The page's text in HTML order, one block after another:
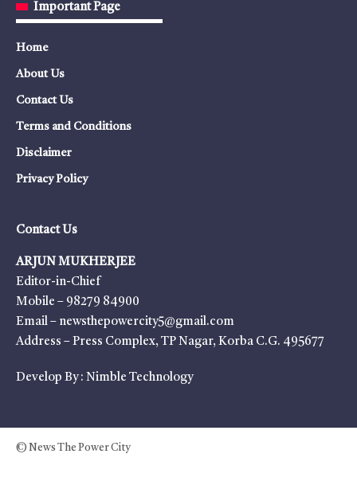
Important Page
Home
About Us
Contact Us
Terms and Conditions
Disclaimer
Privacy Policy
Contact Us
ARJUN MUKHERJEE
Editor-in-Chief
Mobile – 98279 84900
Email – newsthepowercity5@gmail.com
Address – Press Complex, TP Nagar, Korba C.G. 495677
Develop By : Nimble Technology
© News The Power City